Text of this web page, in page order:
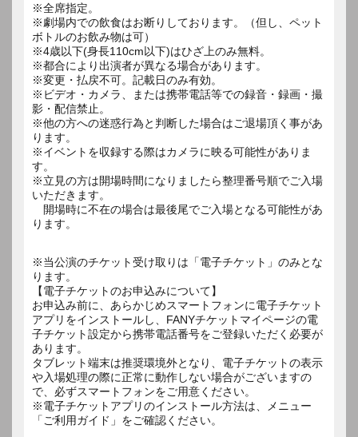
※全席指定。
※劇場内での飲食はお断りしております。（但し、ペット
ボトルのお飲み物は可）
※4歳以下(身長110cm以下)はひざ上のみ無料。
※都合により出演者が異なる場合があります。
※変更・払戻不可。記載日のみ有効。
※ビデオ・カメラ、または携帯電話等での録音・録画・撮
影・配信禁止。
※他の方への迷惑行為と判断した場合はご退場頂く事があ
ります。
※イベントを収録する際はカメラに映る可能性がありま
す。
※立見の方は開場時間になりましたら整理番号順でご入場
いただきます。
開場時に不在の場合は最後尾でご入場となる可能性があ
ります。
※当公演のチケット受け取りは「電子チケット」のみとな
ります。
【電子チケットのお申込みについて】
お申込み前に、あらかじめスマートフォンに電子チケット
アプリをインストールし、FANYチケットマイページの電
子チケット設定から携帯電話番号をご登録いただく必要が
あります。
タブレット端末は推奨環境外となり、電子チケットの表示
や入場処理の際に正常に動作しない場合がございますの
で、必ずスマートフォンをご用意ください。
※電子チケットアプリのインストール方法は、メニュー
「ご利用ガイド」をご確認ください。